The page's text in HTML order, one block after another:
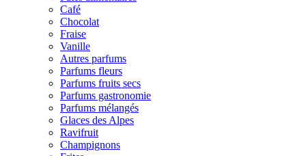
Café
Chocolat
Fraise
Vanille
Autres parfums
Parfums fleurs
Parfums fruits secs
Parfums gastronomie
Parfums mélangés
Glaces des Alpes
Ravifruit
Champignons